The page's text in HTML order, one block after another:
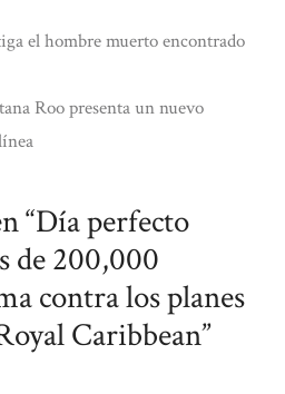
el hombre muerto encontrado
Roo presenta un nuevo
“Día perfecto
de 200,000
contra los planes
Caribbean”